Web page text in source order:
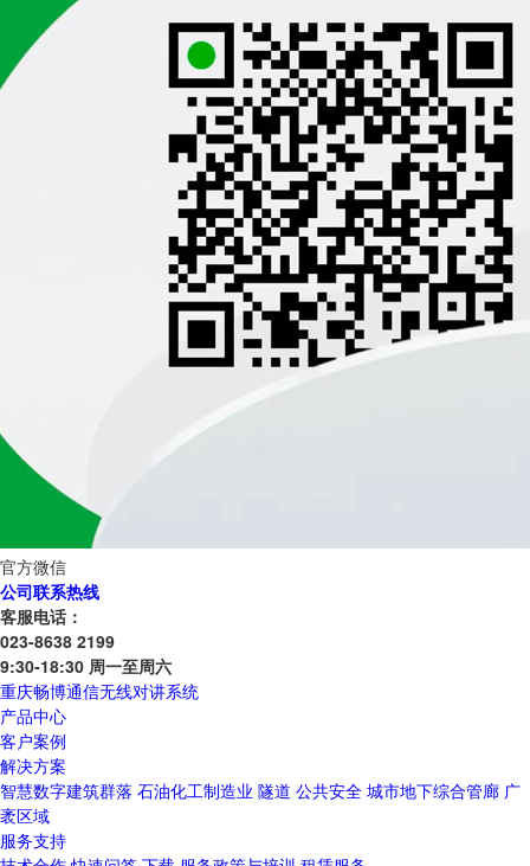
官方微信
公司联系热线
客服电话：
023-8638 2199
9:30-18:30 周一至周六
重庆畅博通信无线对讲系统
产品中心
客户案例
解决方案
智慧数字建筑群落 石油化工制造业 隧道 公共安全 城市地下综合管廊 广
袤区域
服务支持